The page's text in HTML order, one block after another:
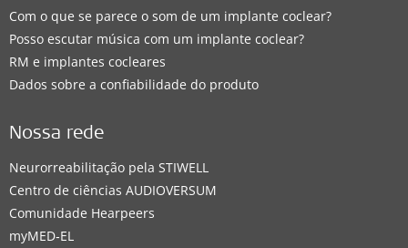
Com o que se parece o som de um implante coclear?
Posso escutar música com um implante coclear?
RM e implantes cocleares
Dados sobre a confiabilidade do produto
Nossa rede
Neurorreabilitação pela STIWELL
Centro de ciências AUDIOVERSUM
Comunidade Hearpeers
myMED‑EL